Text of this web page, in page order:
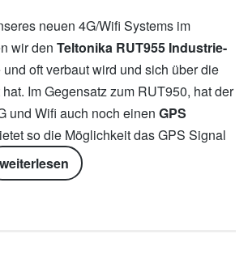
neuen 4G/Wifi Systems im
wir den Teltonika RUT955 Industrie-
und oft verbaut wird und sich über die
Im Gegensatz zum RUT950, hat der
und Wifi auch noch einen GPS
so die Möglichkeit das GPS Signal
weiterlesen